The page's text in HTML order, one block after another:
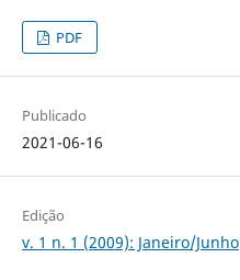
PDF
Publicado
2021-06-16
Edição
v. 1 n. 1 (2009): Janeiro/Junho